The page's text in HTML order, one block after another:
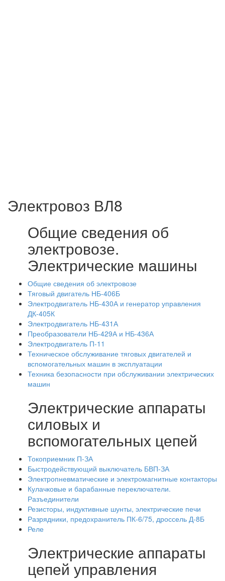
Электровоз ВЛ8
Общие сведения об
электровозе.
Электрические машины
Общие сведения об электровозе
Тяговый двигатель НБ-406Б
Электродвигатель НБ-430А и генератор управления
ДК-405К
Электродвигатель НБ-431А
Преобразователи НБ-429А и НБ-436А
Электродвигатель П-11
Техническое обслуживание тяговых двигателей и
вспомогательных машин в эксплуатации
Техника безопасности при обслуживании электрических
машин
Электрические аппараты
силовых и
вспомогательных цепей
Токоприемник П-ЗА
Быстродействующий выключатель БВП-ЗА
Электропневматические и электромагнитные контакторы
Кулачковые и барабанные переключатели.
Разъединители
Резисторы, индуктивные шунты, электрические печи
Разрядники, предохранитель ПК-6/75, дроссель Д-8Б
Реле
Электрические аппараты
цепей управления